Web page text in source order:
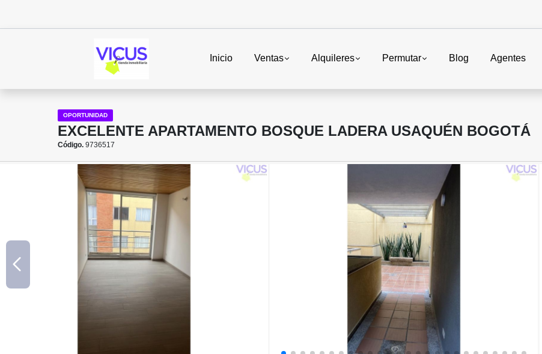
Inicio Ventas Alquileres Permutar Blog Agentes
OPORTUNIDAD
EXCELENTE APARTAMENTO BOSQUE LADERA USAQUÉN BOGOTÁ
Código. 9736517